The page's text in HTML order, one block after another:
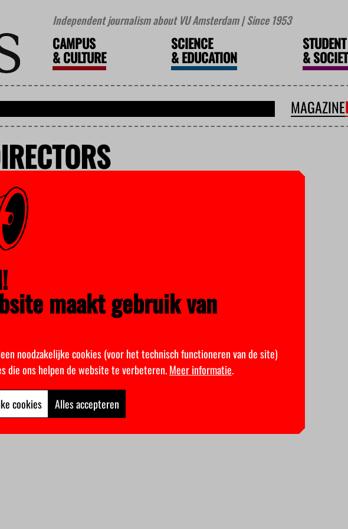
Independent journalism about VU Amsterdam | Since 1953
CAMPUS
&CULTURE
SCIENCE
&EDUCATION &
MAGAZINE
maakt gebruik van
noodzakelijke cookies (voor het technisch functioneren van de site)
die ons helpen de website te verbeteren.Meer informatie.
cookies Alles accepteren